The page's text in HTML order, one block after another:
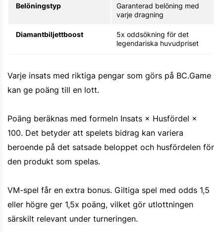
Belöningstyp
Garanterad belöning med
varje dragning
Diamantbiljettboost
5x oddsökning för det
legendariska huvudpriset
Varje insats med riktiga pengar som görs på BC.Game
kan ge poäng till en lott.
Poäng beräknas med formeln Insats × Husfördel ×
100. Det betyder att spelets bidrag kan variera
beroende på det satsade beloppet och husfördelen för
den produkt som spelas.
VM-spel får en extra bonus. Giltiga spel med odds 1,5
eller högre ger 1,5x poäng, vilket gör utlottningen
särskilt relevant under turneringen.